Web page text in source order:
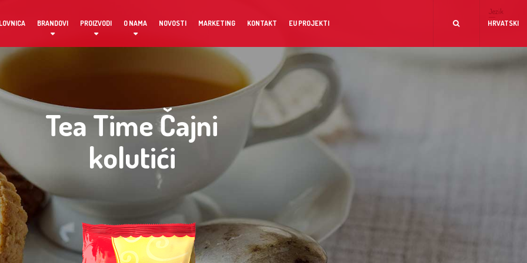
BRANDOVI PROIZVODI O NAMA NOVOSTI MARKETING KONTAKT EU PROJEKTI
Jezik
HRVATSKI
Tea Time Čajni
kolutići